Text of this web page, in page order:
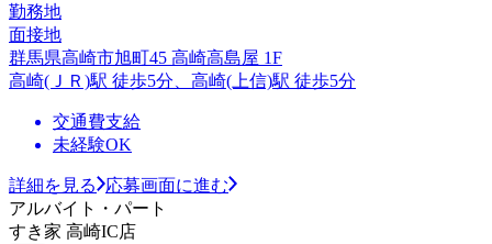
勤務地
面接地
群馬県高崎市旭町45 高崎高島屋 1F
高崎(ＪＲ)駅 徒歩5分、高崎(上信)駅 徒歩5分
交通費支給
未経験OK
詳細を見る
応募画面に進む
アルバイト・パート
すき家 高崎IC店